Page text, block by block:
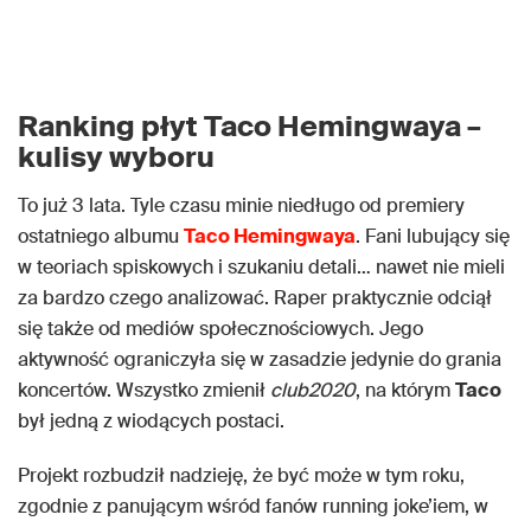
Ranking płyt Taco Hemingwaya –
kulisy wyboru
To już 3 lata. Tyle czasu minie niedługo od premiery
ostatniego albumu Taco Hemingwaya. Fani lubujący się
w teoriach spiskowych i szukaniu detali… nawet nie mieli
za bardzo czego analizować. Raper praktycznie odciął
się także od mediów społecznościowych. Jego
aktywność ograniczyła się w zasadzie jedynie do grania
koncertów. Wszystko zmienił club2020, na którymTaco
był jedną z wiodących postaci.
Projekt rozbudził nadzieję, że być może w tym roku,
zgodnie z panującym wśród fanów running joke’iem, w